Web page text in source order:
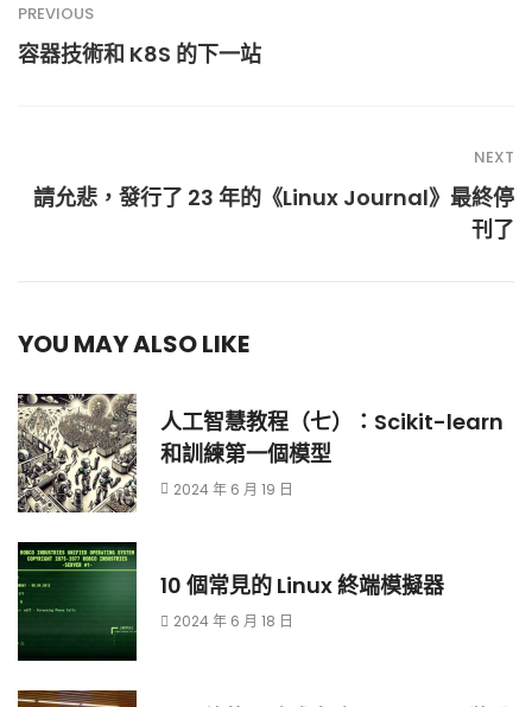
PREVIOUS
容器技術和 K8S 的下一站
NEXT
請允悲，發行了 23 年的《Linux Journal》最終停
刊了
YOU MAY ALSO LIKE
人工智慧教程（七）：Scikit-learn
和訓練第一個模型
2024 年 6 月 19 日
10 個常見的 Linux 終端模擬器
2024 年 6 月 18 日